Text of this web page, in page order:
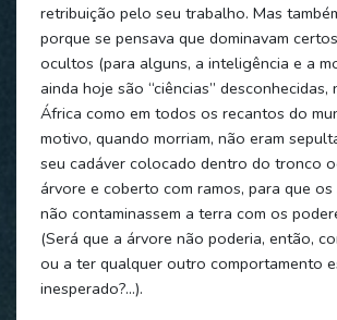
retribuição pelo seu trabalho. Mas
porque se pensava que dominavam
ocultos (para alguns, a inteligência e a
ainda hoje são “ciências” desconhecidas,
África como em todos os recantos do
motivo, quando morriam, não eram
seu cadáver colocado dentro do tronco
árvore e coberto com ramos, para que
não contaminassem a terra com os
(Será que a árvore não poderia, então,
ou a ter qualquer outro comportamento
inesperado?...).